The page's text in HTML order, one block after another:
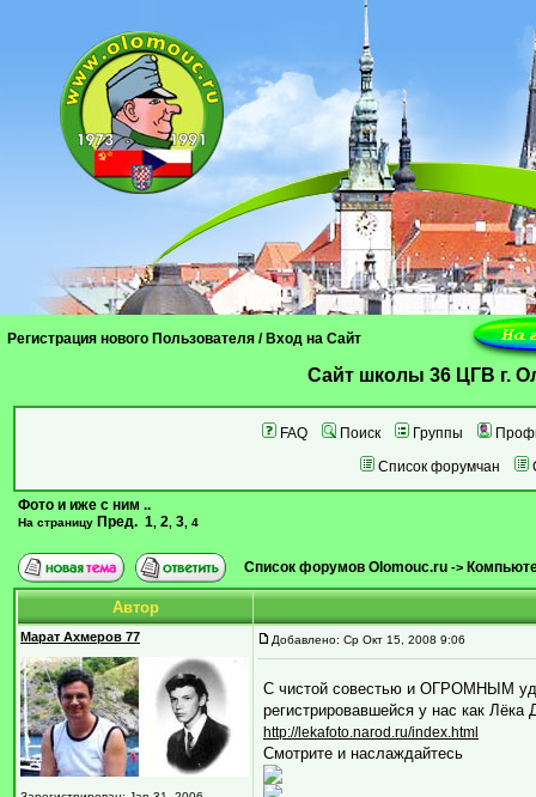
Регистрация нового Пользователя / Вход на Сайт
Cайт школы 36 ЦГВ г.
FAQ Поиск Группы
Список форумчан
Фото и иже с ним ..
На страницу Пред. 1 2 3 4
Список форумов Olomouc.ru ->
Автор
Марат Ахмеров 77 Добавлено: Ср Окт 15, 2008 9:06
С чистой совестью и ОГРОМНЫМ
регистрировавшейся у нас как Лёка
http://lekafoto.narod.ru/index.html
Смотрите и наслаждайтесь